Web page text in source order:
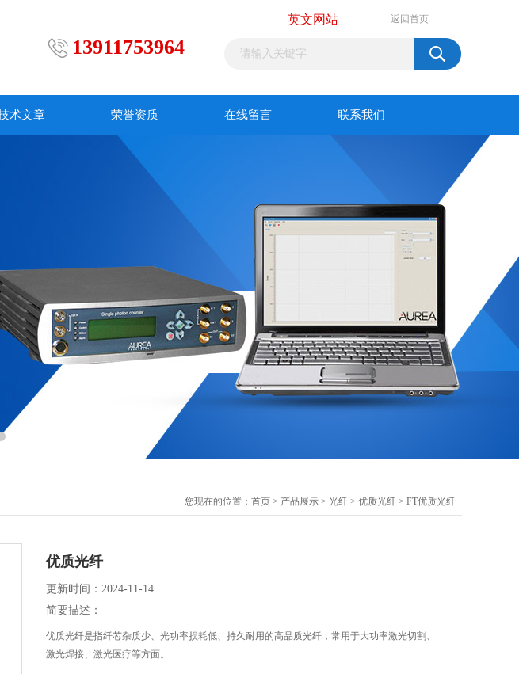
英文网站 返回首页
13911753964
术文章 荣誉资质 在线留言 联系我们
您现在的位置： 首页 > 产品展示 > 光纤 > 优质光纤 > FT优质光纤
优质光纤
更新时间：2024-11-14
简要描述：
优质光纤是指纤芯杂质少、光功率损耗低、持久耐用的高品质光纤，常用于大功率激光切割、
激光焊接、激光医疗等方面。